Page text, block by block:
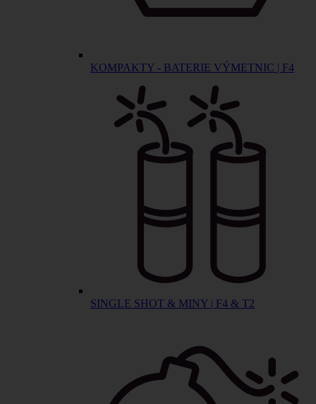
KOMPAKTY - BATERIE VÝMETNIC | F4
SINGLE SHOT & MINY | F4 & T2